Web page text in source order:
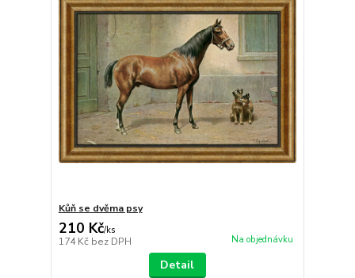
Kůň se dvěma psy
210 Kč/ks
174 Kč bez DPH Na objednávku
Detail